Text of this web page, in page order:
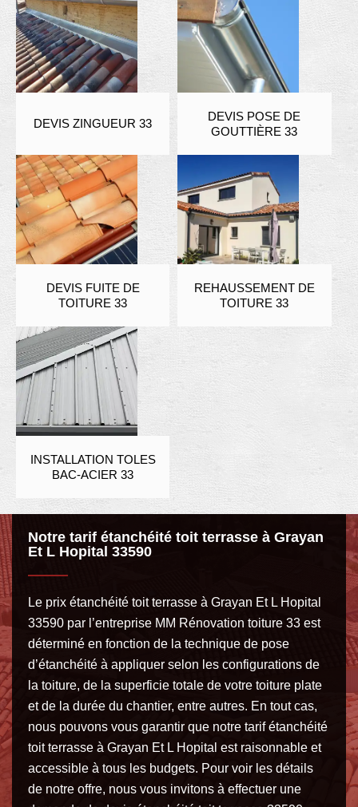
DEVIS ZINGUEUR 33
DEVIS POSE DE
GOUTTIÈRE 33
DEVIS FUITE DE
TOITURE 33
REHAUSSEMENT DE
TOITURE 33
INSTALLATION TOLES
BAC-ACIER 33
Notre tarif étanchéité toit terrasse à Grayan
Et L Hopital 33590
Le prix étanchéité toit terrasse à Grayan Et L Hopital
33590 par l’entreprise MM Rénovation toiture 33 est
déterminé en fonction de la technique de pose
d’étanchéité à appliquer selon les configurations de
la toiture, de la superficie totale de votre toiture plate
et de la durée du chantier, entre autres. En tout cas,
nous pouvons vous garantir que notre tarif étanchéité
toit terrasse à Grayan Et L Hopital est raisonnable et
accessible à tous les budgets. Pour voir les détails
de notre offre, nous vous invitons à effectuer une